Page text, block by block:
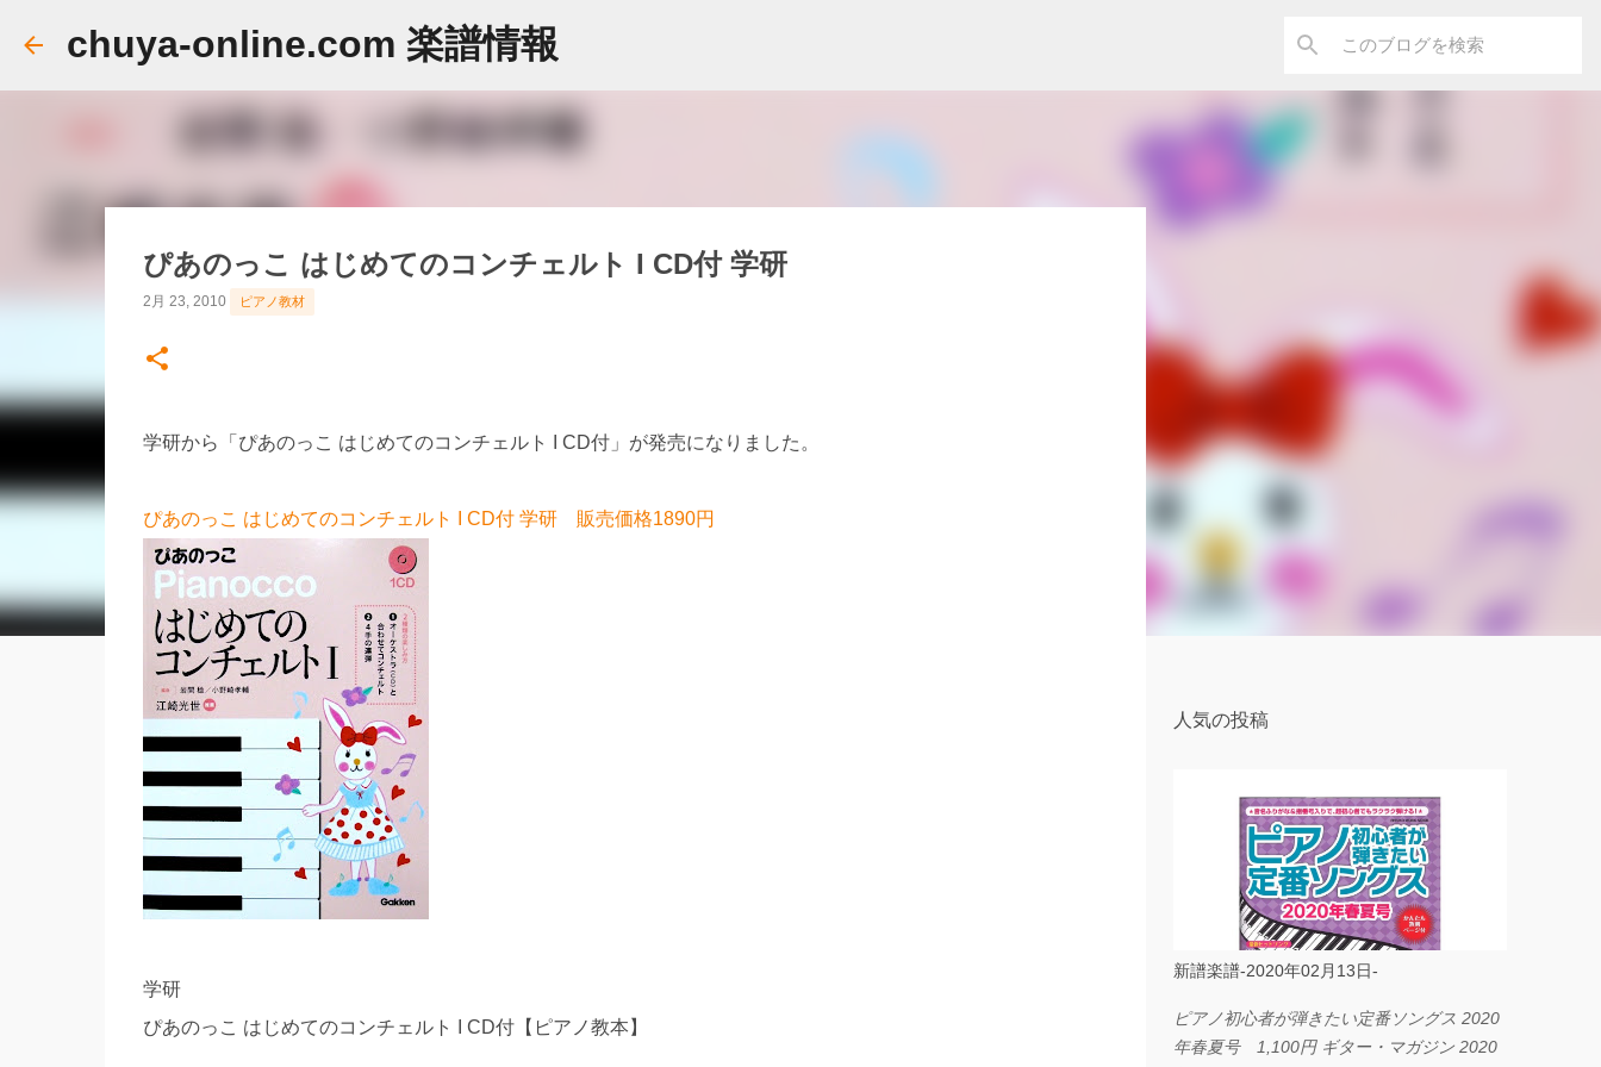
chuya-online.com 楽譜情報
ぴあのっこ はじめてのコンチェルト I CD付 学研
2月 23, 2010 ピアノ教材
学研から「ぴあのっこ はじめてのコンチェルト I CD付」が発売になりました。
ぴあのっこ はじめてのコンチェルト I CD付 学研 販売価格1890円
学研
ぴあのっこ はじめてのコンチェルト I CD付【ピアノ教本】
人気の投稿
新譜楽譜-2020年02月13日-
ピアノ初心者が弾きたい定番ソングス 2020
年春夏号 1,100円 ギター・マガジン 2020